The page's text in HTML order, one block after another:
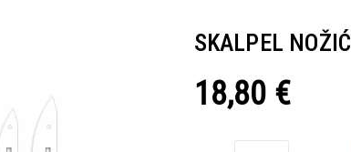
SKALPEL
18,80 €